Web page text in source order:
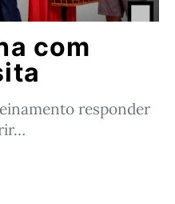
com
responder